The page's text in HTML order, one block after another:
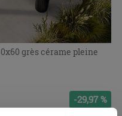
grès cérame pleine
-29,97 %